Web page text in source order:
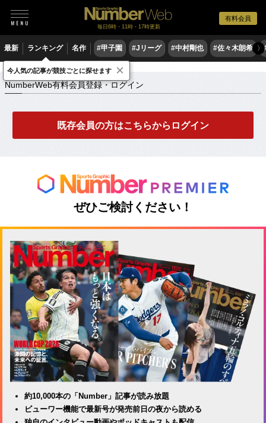
有料会員
毎日6時・11時・17時更新
最新 ランキング 名作 #甲子園 #Jリーグ #中村剛也 #佐々木朗希 〉
NumberWeb有料会員登録・ログイン
NumberWeb有料会員登録・ログイン
既存会員の方はこちらからログイン
ぜひご検討ください！
約10,000本の「Number」記事が読み放題
ビューワー機能で最新号が発売前日の夜から読める
今人気の記事が競技ごとに探せます ×